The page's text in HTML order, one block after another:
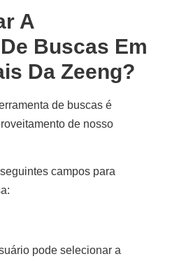
A
Buscas Em
Da Zeeng?
de buscas é
de nosso
campos para
pode selecionar a